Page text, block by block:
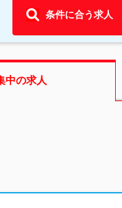
条件に合う求人
中の求人